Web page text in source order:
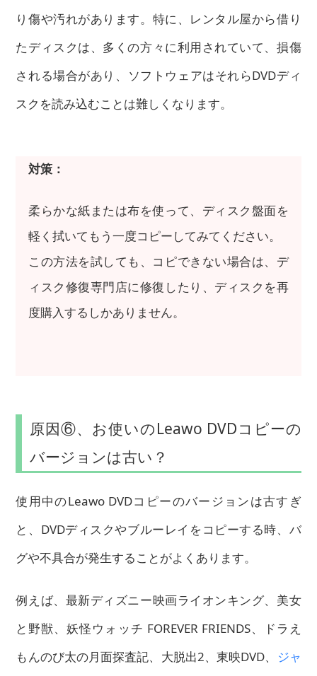
り傷や汚れがあります。特に、レンタル屋から借り
たディスクは、多くの方々に利用されていて、損傷
される場合があり、ソフトウェアはそれらDVDディ
スクを読み込むことは難しくなります。
対策：
柔らかな紙または布を使って、ディスク盤面を
軽く拭いてもう一度コピーしてみてください。
この方法を試しても、コピできない場合は、デ
ィスク修復専門店に修復したり、ディスクを再
度購入するしかありません。
原因⑥、お使いのLeawo DVDコピーの
バージョンは古い？
使用中のLeawo DVDコピーのバージョンは古すぎ
と、DVDディスクやブルーレイをコピーする時、バ
グや不具合が発生することがよくあります。
例えば、最新ディズニー映画ライオンキング、美女
と野獣、妖怪ウォッチ FOREVER FRIENDS、ドラえ
もんのび太の月面探査記、大脱出2、東映DVD、
ジャ